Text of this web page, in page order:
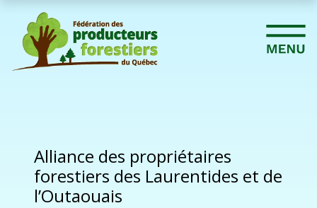
Alliance des propriétaires
forestiers des Laurentides et de
l’Outaouais